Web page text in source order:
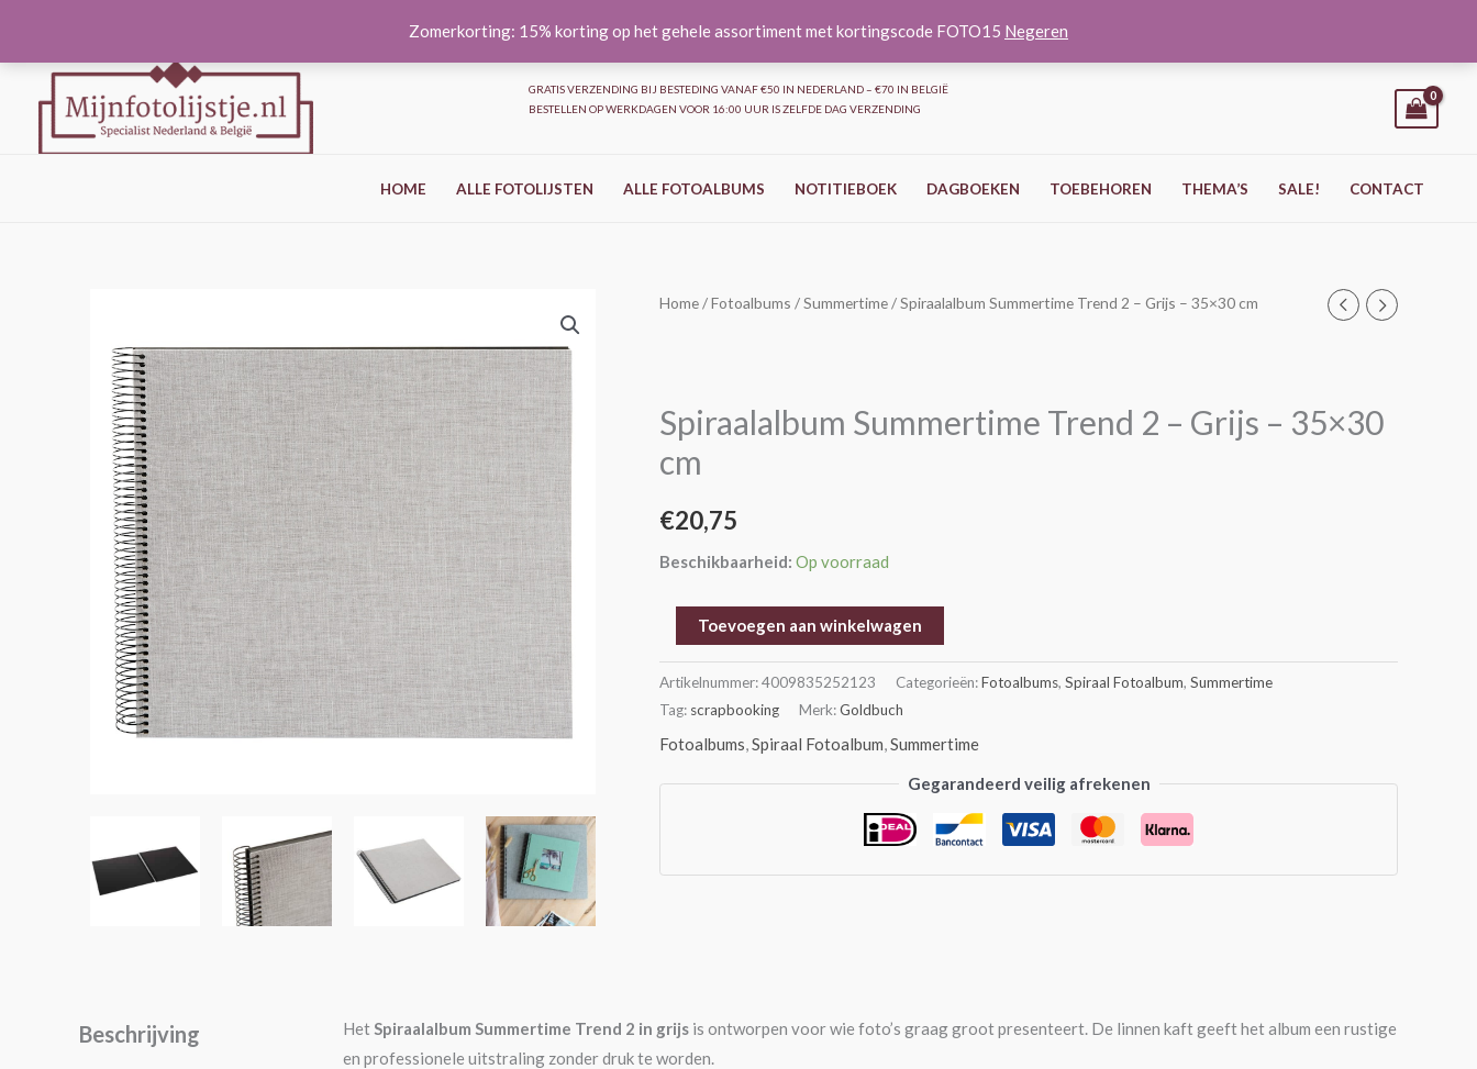
Zomerkorting: 15% korting op het gehele assortiment met kortingscode FOTO15 Negeren
inhoud
GRATIS VERZENDING BIJ BESTEDING VANAF €50 IN NEDERLAND – €70 IN BELGIË
BESTELLEN OP WERKDAGEN VOOR 16:00 UUR IS ZELFDE DAG VERZENDING
HOME ALLE FOTOLIJSTEN ALLE FOTOALBUMS NOTITIEBOEK DAGBOEKEN TOEBEHOREN THEMA’S SALE! CONTACT
Home/Fotoalbums /Summertime/ Spiraalalbum Summertime Trend 2 – Grijs – 35×30 cm
Spiraalalbum Summertime Trend 2 – Grijs – 35×30
cm
€20,75
Beschikbaarheid: Op voorraad
Spiraalalbum
-
-
35x30
aantal
Toevoegen aan winkelwagen
Artikelnummer:4009835252123 Categorieën:Fotoalbums, Spiraal Fotoalbum, Summertime
Tag: scrapbooking Merk:Goldbuch
Fotoalbums,Spiraal Fotoalbum,Summertime
Gegarandeerd veilig afrekenen
Beschrijving HetSpiraalalbum Summertime Trend 2 in grijs is ontworpen voor wie foto’s graag groot presenteert. De linnen kaft geeft het album een rustige
en professionele uitstraling zonder druk te worden.